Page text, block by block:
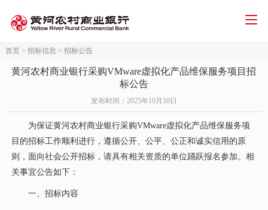
智能客服
首页
公司金融
三农金融
信用卡
首页> 招标信息 > 招标公告
黄河农村商业银行采购VMware虚拟化产品维保服务项目招
标公告
发布时间 ：2025年10月10日
为保证黄河农村商业银行采购VMware虚拟化产品维保服务项
目的招标工作顺利进行，遵循公开、公平、公正和诚实信用的原
则，面向社会公开招标，请具有相关资质的单位踊跃报名参加。相
关事宜公告如下：
一、招标内容